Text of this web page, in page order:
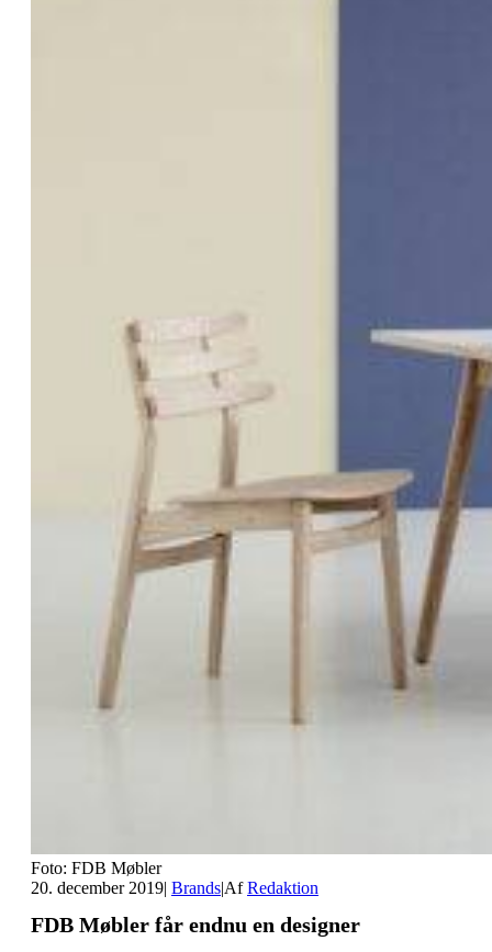
Foto: FDB Møbler
20. december 2019| Brands|AfRedaktion
FDB Møbler får endnu en designer